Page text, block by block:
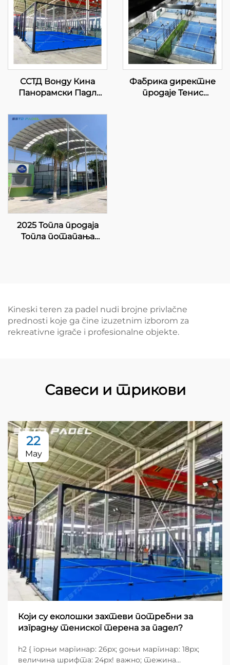
ССТД Вонду Кина
Панорамски Падл
Професионални
Произвођач Класични
Падел Корт
Авансивни Тех за
Падел Клуб 001-2
Фабрика директне
продаје Тенис
2025 Топла продаја
Топла потапања
Падел Корт 004
Kineski teren za padel nudi brojne privlačne
prednosti koje ga čine izuzetnim izborom za
rekreativne igrače i profesionalne objekte.
Савеси и трикови
22
May
Који су еколошки захтеви потребни за
изградњу тениског терена за падел?
h2 { горњи маргинар: 26px; доњи маргинар: 18px;
величина шрифта: 24px! важно; тежина